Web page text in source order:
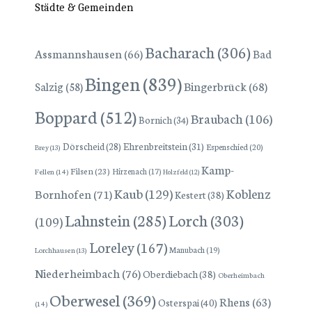
Städte & Gemeinden
Assmannshausen (66)Bacharach(306)Bad
Salzig(58)Bingen(839)Bingerbrück(68)
Boppard(512)Bornich(34) Braubach (106)
Brey(13) Dörscheid(28) Ehrenbreitstein(31) Espenschied (20)
Fellen (14) Filsen(23) Hirzenach (17) Holzfeld(12) Kamp-
Bornhofen (71)Kaub(129)Kestert(38) Koblenz
(109)Lahnstein(285)Lorch(303)
Lorchhausen (13) Loreley(167)Manubach (19)
Niederheimbach (76)Oberdiebach(38) Oberheimbach
(14) Oberwesel(369)Osterspai(40) Rhens (63)